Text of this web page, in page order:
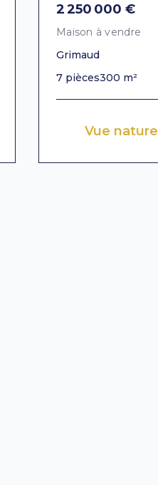
2 250 000 €
Maison à vendre
Grimaud
7 pièces300 m²
Vue nature